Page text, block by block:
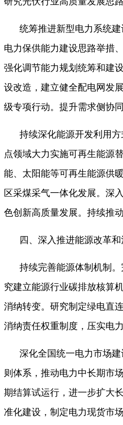
统筹推进新型电力系统
电力保供能力建设思路举措
强化调节能力规划统筹和建
设改造，建立健全配电网发
级专项行动。提升需求侧协
持续深化能源开发利用
点领域大力实施可再生能源
能、太阳能等可再生能源供
区采煤采气一体化发展。深
色创新高质量发展。持续推
四、深入推进能源改革
持续完善能源体制机制
究建立能源行业碳排放核算
消纳转变。研究制定绿电直
消纳责任权重制度，压实电
深化全国统一电力市场
则体系，推动电力中长期市
期结算试运行，进一步扩大
准化建设，制定电力现货市